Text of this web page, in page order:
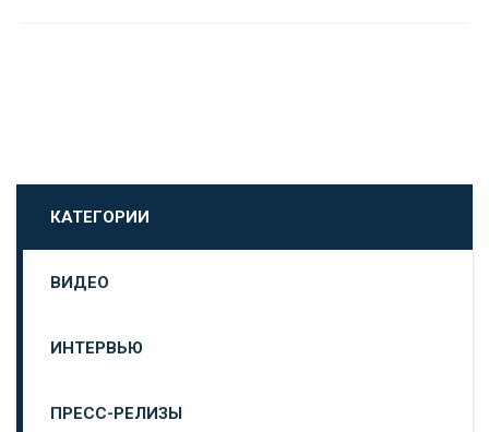
КАТЕГОРИИ
ВИДЕО
ИНТЕРВЬЮ
ПРЕСС-РЕЛИЗЫ